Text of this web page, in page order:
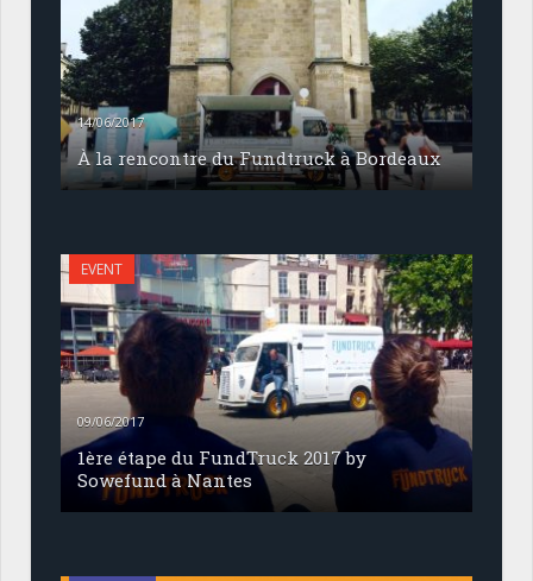
14/06/2017
À la rencontre du Fundtruck à Bordeaux
EVENT
09/06/2017
1ère étape du FundTruck 2017 by
Sowefund à Nantes